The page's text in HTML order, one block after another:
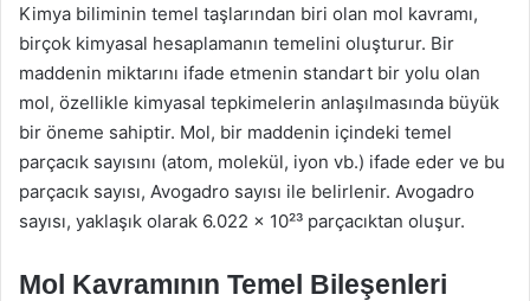
Kimya biliminin temel taşlarından biri olan mol kavramı,
birçok kimyasal hesaplamanın temelini oluşturur. Bir
maddenin miktarını ifade etmenin standart bir yolu olan
mol, özellikle kimyasal tepkimelerin anlaşılmasında büyük
bir öneme sahiptir. Mol, bir maddenin içindeki temel
parçacık sayısını (atom, molekül, iyon vb.) ifade eder ve bu
parçacık sayısı, Avogadro sayısı ile belirlenir. Avogadro
sayısı, yaklaşık olarak 6.022 x 10²³ parçacıktan oluşur.
Mol Kavramının Temel Bileşenleri